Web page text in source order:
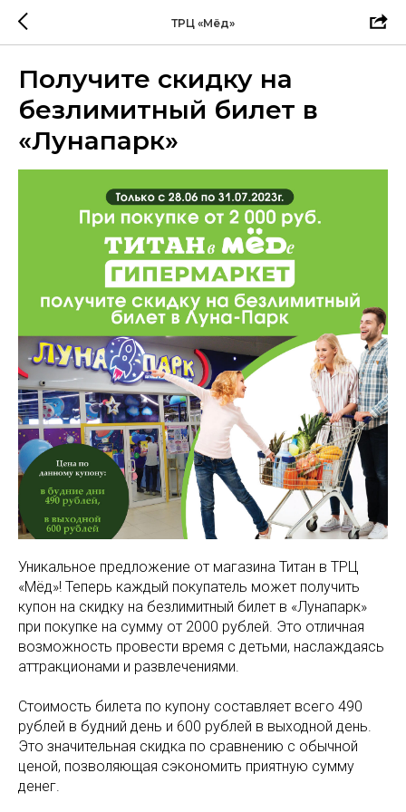
ТРЦ «Мёд»
Получите скидку на
безлимитный билет в
«Лунапарк»
Уникальное предложение от магазина Титан в ТРЦ
«Мёд»! Теперь каждый покупатель может получить
купон на скидку на безлимитный билет в «Лунапарк»
при покупке на сумму от 2000 рублей. Это отличная
возможность провести время с детьми, наслаждаясь
аттракционами и развлечениями.
Стоимость билета по купону составляет всего 490
рублей в будний день и 600 рублей в выходной день.
Это значительная скидка по сравнению с обычной
ценой, позволяющая сэкономить приятную сумму
денег.